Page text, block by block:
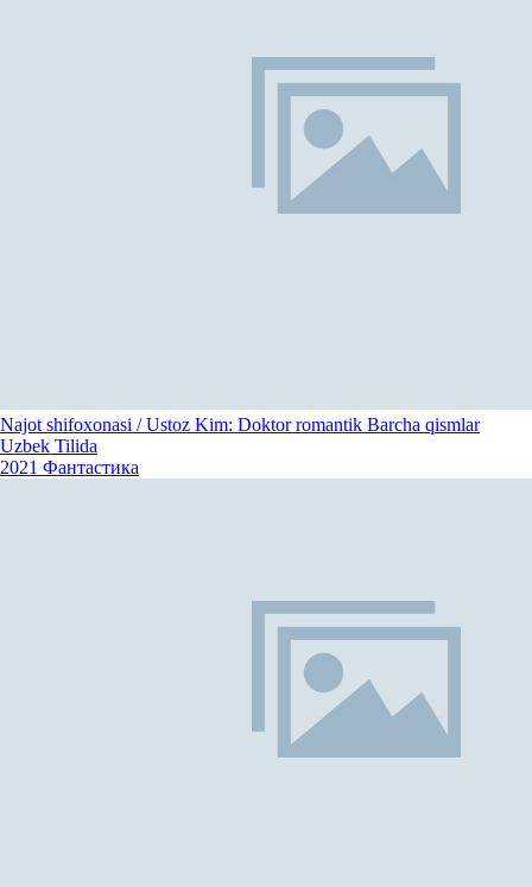
Najot shifoxonasi / Ustoz Kim: Doktor romantik Barcha qismlar
Uzbek Tilida
2021 Фантастика